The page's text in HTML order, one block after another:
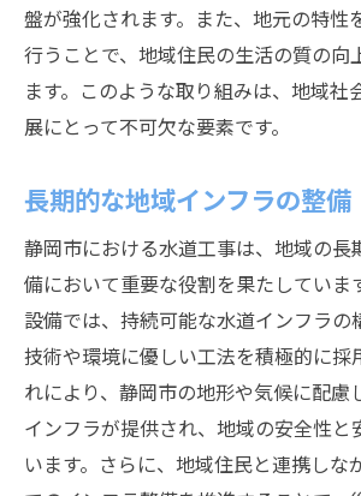
盤が強化されます。また、地元の特性
行うことで、地域住民の生活の質の向
ます。このような取り組みは、地域社
展にとって不可欠な要素です。
長期的な地域インフラの整備
静岡市における水道工事は、地域の長
備において重要な役割を果たしていま
設備では、持続可能な水道インフラの
技術や環境に優しい工法を積極的に採
れにより、静岡市の地形や気候に配慮
インフラが提供され、地域の安全性と
います。さらに、地域住民と連携しな